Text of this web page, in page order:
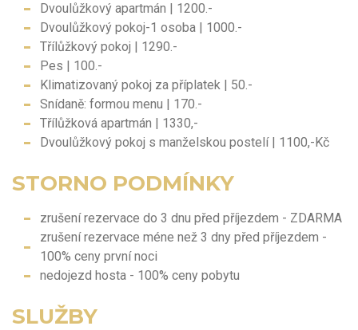
Dvoulůžkový apartmán | 1200.-
Dvoulůžkový pokoj-1 osoba | 1000.-
Třílůžkový pokoj | 1290.-
Pes | 100.-
Klimatizovaný pokoj za příplatek | 50.-
Snídaně: formou menu | 170.-
Třílůžková apartmán | 1330,-
Dvoulůžkový pokoj s manželskou postelí | 1100,-Kč
STORNO PODMÍNKY
zrušení rezervace do 3 dnu před příjezdem - ZDARMA
zrušení rezervace méne než 3 dny před příjezdem -
100% ceny první noci
nedojezd hosta - 100% ceny pobytu
SLUŽBY